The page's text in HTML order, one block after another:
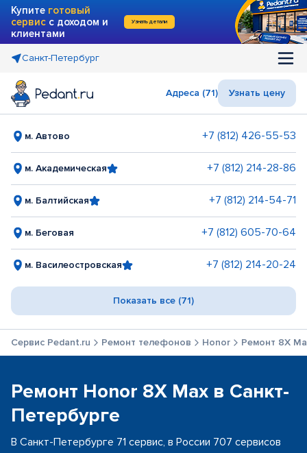
Купите готовый
сервис с доходом и
клиентами
Узнать детали
Санкт-Петербург
Адреса (71) Узнать цену
м. Автово +7 (812) 426-55-53
м. Академическая +7 (812) 214-28-86
м. Балтийская +7 (812) 214-54-71
м. Беговая +7 (812) 605-70-64
м. Василеостровская +7 (812) 214-20-24
Показать все (71)
Сервис Pedant.ru Ремонт телефонов Honor Ремонт 8X
Ремонт Honor 8X Max в Санкт-
Петербурге
В Санкт-Петербурге 71 сервис, в России 707 сервисов